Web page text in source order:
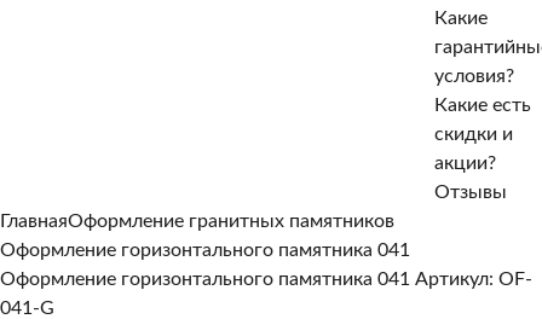
Какие
условия?
Какие есть
скидки и
акции?
Отзывы
ГлавнаяОформление гранитных памятников
Оформление горизонтального памятника 041
Оформление горизонтального памятника 041 Артикул: OF-
041-G